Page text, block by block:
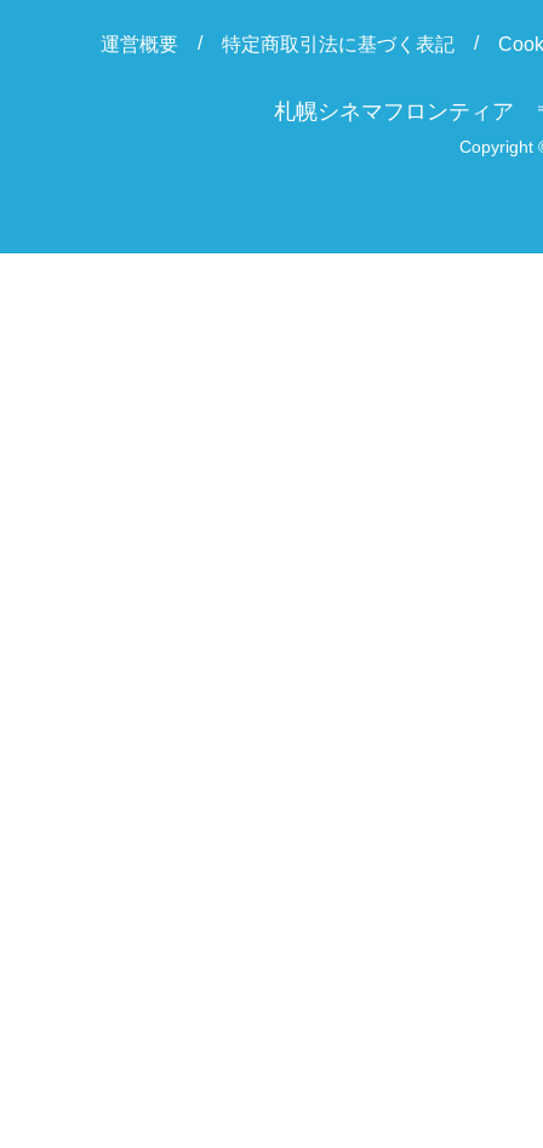
運営概要 特定商取引法に基づく表記
札幌シネマフロンティア
Copyright